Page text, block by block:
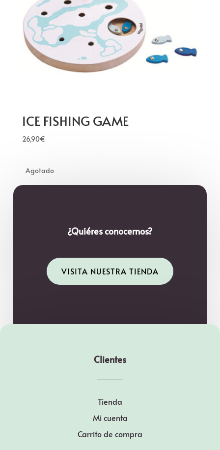
ICE FISHING GAME
26,90€
¿Quiéres conocernos?
VISITA NUESTRA TIENDA
Clientes
Tienda
Mi cuenta
Carrito de compra